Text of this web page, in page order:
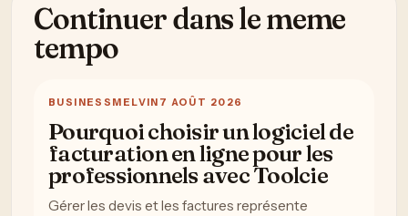
Continuer dans le meme
tempo
BUSINESS MELVIN 7 AOÛT 2026
Pourquoi choisir un logiciel de
facturation en ligne pour les
professionnels avec Toolcie
Gérer les devis et les factures représente